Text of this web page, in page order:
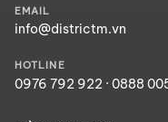
EMAIL
info@districtm.vn
HOTLINE
0976 792 922 · 0888